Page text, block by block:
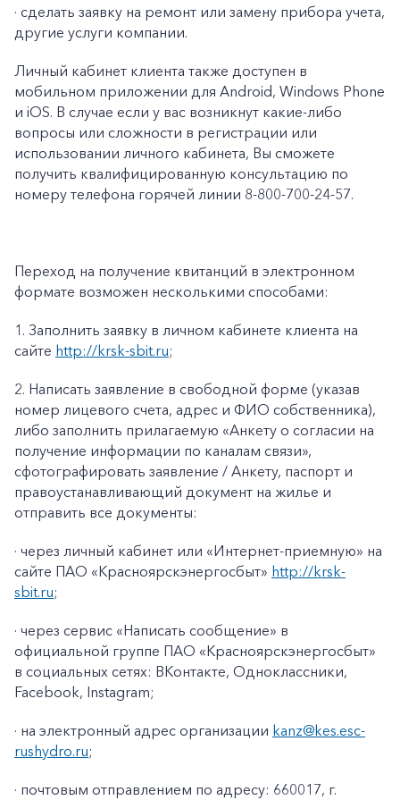
· сделать заявку на ремонт или замену прибора учета,
другие услуги компании.
Личный кабинет клиента также доступен в
мобильном приложении для Android, Windows Phone
и iOS. В случае если у вас возникнут какие-либо
вопросы или сложности в регистрации или
использовании личного кабинета, Вы сможете
получить квалифицированную консультацию по
номеру телефона горячей линии 8-800-700-24-57.
Переход на получение квитанций в электронном
формате возможен несколькими способами:
1. Заполнить заявку в личном кабинете клиента на
сайте http://krsk-sbit.ru;
2. Написать заявление в свободной форме (указав
номер лицевого счета, адрес и ФИО собственника),
либо заполнить прилагаемую «Анкету о согласии на
получение информации по каналам связи»,
сфотографировать заявление / Анкету, паспорт и
правоустанавливающий документ на жилье и
отправить все документы:
· через личный кабинет или «Интернет-приемную» на
сайте ПАО «Красноярскэнергосбыт» http://krsk-
sbit.ru;
· через сервис «Написать сообщение» в
официальной группе ПАО «Красноярскэнергосбыт»
в социальных сетях: ВКонтакте, Одноклассники,
Facebook, Instagram;
· на электронный адрес организации kanz@kes.esc-
rushydro.ru;
· почтовым отправлением по адресу: 660017, г.